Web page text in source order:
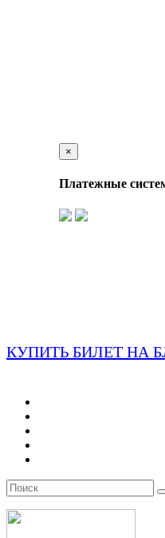
×
Платежные
КУПИТЬ БИЛЕТ НА